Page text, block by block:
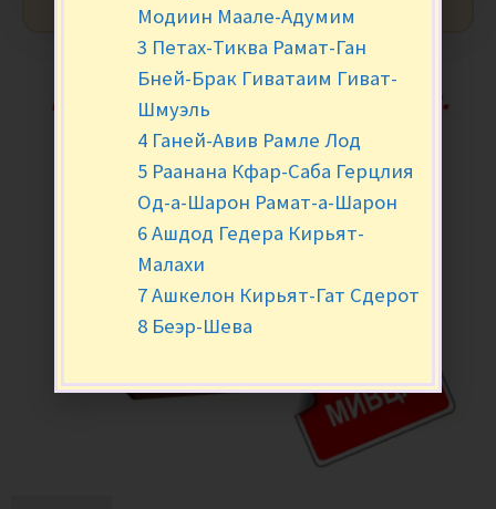
Модиин Маале-Адумим
3 Петах-Тиква Рамат-Ган
Бней-Брак Гиватаим Гиват-
Шмуэль
4 Ганей-Авив Рамле Лод
5 Раанана Кфар-Саба Герцлия
Од-а-Шарон Рамат-а-Шарон
6 Ашдод Гедера Кирьят-
Малахи
7 Ашкелон Кирьят-Гат Сдерот
8 Беэр-Шева